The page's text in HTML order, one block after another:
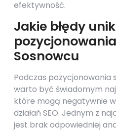
efektywność.
Jakie błędy
Sosnowcu
Podczas pozycjonowania
warto być świadomym
które mogą negatywnie
działań SEO. Jednym z
jest brak odpowiedniej